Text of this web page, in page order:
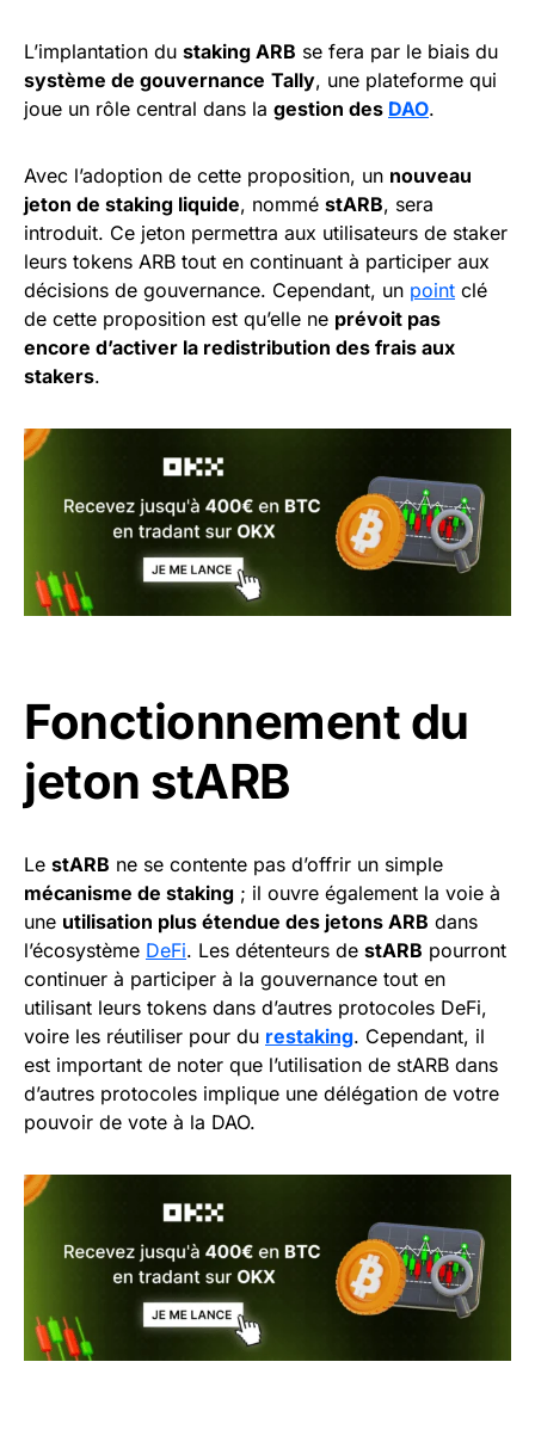
L’implantation du staking ARB se fera par le biais du
système de gouvernance Tally, une plateforme qui
joue un rôle central dans la gestion des DAO.
Avec l’adoption de cette proposition, un nouveau
jeton de staking liquide, nommé stARB, sera
introduit. Ce jeton permettra aux utilisateurs de staker
leurs tokens ARB tout en continuant à participer aux
décisions de gouvernance. Cependant, un point clé
de cette proposition est qu’elle ne prévoit pas
encore d’activer la redistribution des frais aux
stakers.
Fonctionnement du
jeton stARB
Le stARB ne se contente pas d’offrir un simple
mécanisme de staking ; il ouvre également la voie à
une utilisation plus étendue des jetons ARB dans
l’écosystème DeFi. Les détenteurs de stARB pourront
continuer à participer à la gouvernance tout en
utilisant leurs tokens dans d’autres protocoles DeFi,
voire les réutiliser pour du restaking. Cependant, il
est important de noter que l’utilisation de stARB dans
d’autres protocoles implique une délégation de votre
pouvoir de vote à la DAO.